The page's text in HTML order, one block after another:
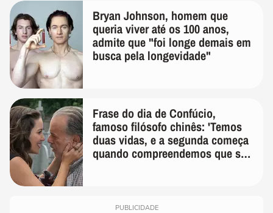
Bryan Johnson, homem que
queria viver até os 100 anos,
admite que "foi longe demais em
busca pela longevidade"
Frase do dia de Confúcio,
famoso filósofo chinês: 'Temos
duas vidas, e a segunda começa
quando compreendemos que só
PUBLICIDADE